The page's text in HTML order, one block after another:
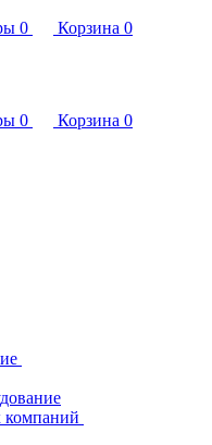
0 Корзина 0
0 Корзина 0
компаний